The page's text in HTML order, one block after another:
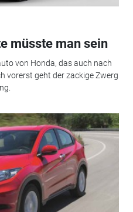
müsste man sein
von Honda, das auch nach
vorerst geht der zackige Zwerg